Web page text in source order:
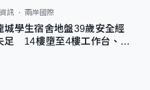
訊 兩岸國際
城學生宿舍地盤39歲安全經
足 14樓墮至4樓工作台、送